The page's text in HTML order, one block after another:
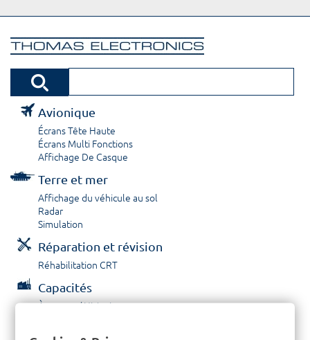
Avionique
Écrans Tête Haute
Écrans Multi Fonctions
Affichage De Casque
Terre et mer
Affichage du véhicule au sol
Radar
Simulation
Réparation et révision
Réhabilitation CRT
Capacités
À propos / Historique